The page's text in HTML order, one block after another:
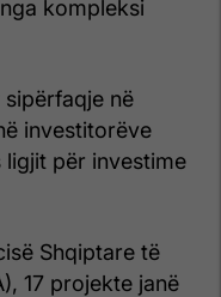
kompleksi
në
investitorëve
për investime
Shqiptare të
17 projekte janë